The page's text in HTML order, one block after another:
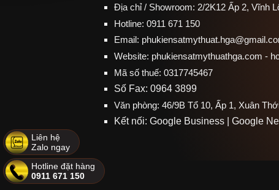
Địa chỉ / Showroom: 2/2K12 Ấp 2, Vĩnh
Hotline: 0911 671 150
Email:
Website: phukiensatmythuathga.com -
Mã số thuế: 0317745467
Số Fax: 0964 3899
Văn phòng: 46/9B Tổ 10, Ấp 1, Xuân
Kết nối:Google Business |Google
Liên hệ
Zalo ngay
Hotline đặt hàng
0911 671 150